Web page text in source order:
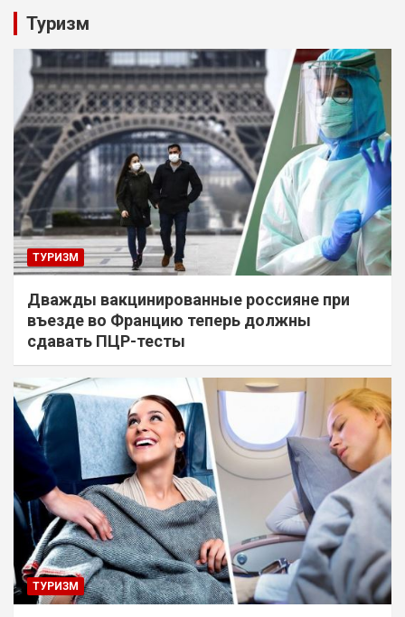
Туризм
ТУРИЗМ
Дважды вакцинированные россияне при
въезде во Францию теперь должны
сдавать ПЦР-тесты
ТУРИЗМ